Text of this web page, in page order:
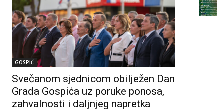
GOSPIĆ
Svečanom sjednicom obilježen Dan
Grada Gospića uz poruke ponosa,
zahvalnosti i daljnjeg napretka